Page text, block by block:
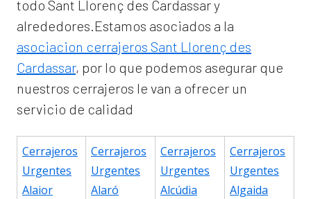
todo Sant Llorenç des Cardassar y
alrededores.Estamos asociados a la
asociacion cerrajeros Sant Llorenç des
Cardassar, por lo que podemos asegurar que
nuestros cerrajeros le van a ofrecer un
servicio de calidad
Cerrajeros
Urgentes
Alaior
Cerrajeros
Urgentes
Alaró
Cerrajeros
Urgentes
Alcúdia
Cerrajeros
Urgentes
Algaida